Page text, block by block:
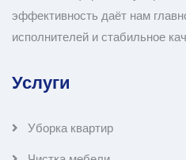
эффективность даёт нам
исполнителей и стабильное
Услуги
Уборка квартир